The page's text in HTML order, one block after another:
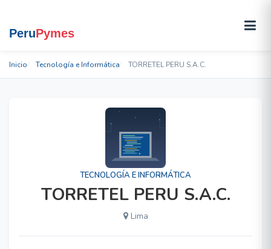
Inicio Tecnología e Informática TORRETEL PERU S.A.C.
TECNOLOGÍA E INFORMÁTICA
TORRETEL PERU S.A.C.
Lima